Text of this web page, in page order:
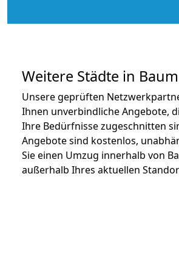
Weitere Städte in
Unsere geprüften
Ihnen unverbindliche Angebote,
Ihre Bedürfnisse zugeschnitten
Angebote sind kostenlos,
Sie einen Umzug innerhalb von
außerhalb Ihres aktuellen